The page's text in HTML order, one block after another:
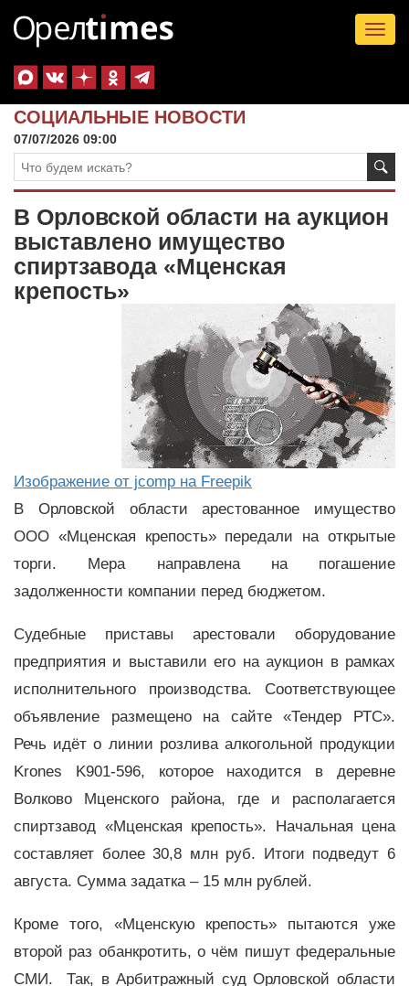
СОЦИАЛЬНЫЕ НОВОСТИ
07/07/2026 09:00
В Орловской области на аукцион
выставлено имущество
спиртзавода «Мценская
крепость»
Изображение от jcomp на Freepik
В Орловской области арестованное имущество
ООО «Мценская крепость» передали на открытые
торги. Мера направлена на погашение
задолженности компании перед бюджетом.
Судебные приставы арестовали оборудование
предприятия и выставили его на аукцион в рамках
исполнительного производства. Соответствующее
объявление размещено на сайте «Тендер РТС».
Речь идёт о линии розлива алкогольной продукции
Krones K901-596, которое находится в деревне
Волково Мценского района, где и располагается
спиртзавод «Мценская крепость». Начальная цена
составляет более 30,8 млн руб. Итоги подведут 6
августа. Сумма задатка – 15 млн рублей.
Кроме того, «Мценскую крепость» пытаются уже
второй раз обанкротить, о чём пишут федеральные
СМИ. Так, в Арбитражный суд Орловской области